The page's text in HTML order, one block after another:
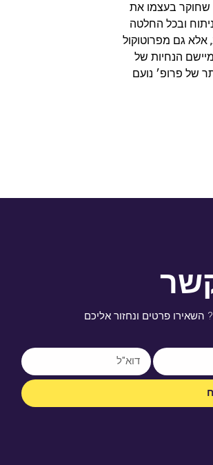
שחוקר בעצמו את
ובכל החלטה
אלא גם מפרוטוקול
הנחיות של
של פרופ׳ נועם
פרטים ונחזור אליכם